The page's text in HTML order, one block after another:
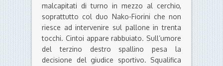
malcapitati di turno in mezzo al cerchio,
soprattutto col duo Nako-Fiorini che non
riesce ad intervenire sul pallone in trenta
tocchi. Cintoi appare rabbuiato. Sull’umore
del terzino destro spallino pesa la
decisione del giudice sportivo. Squalifica